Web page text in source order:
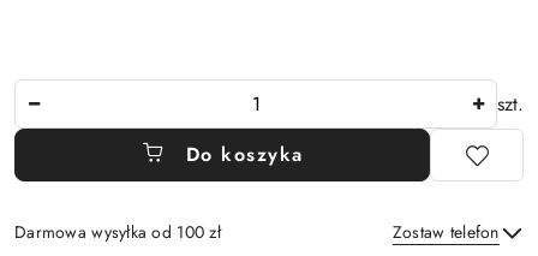
szt.
Do koszyka
Darmowa wysyłka od 100 zł Zostaw telefon